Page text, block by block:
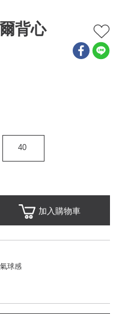
背心
40
加入購物車
球感